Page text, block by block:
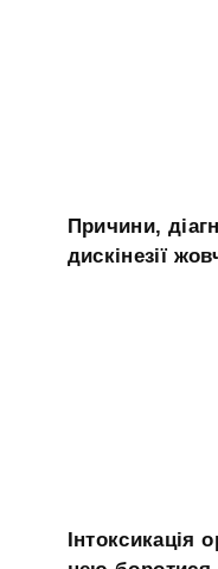
Причини,
дискінезії
Інтоксикація